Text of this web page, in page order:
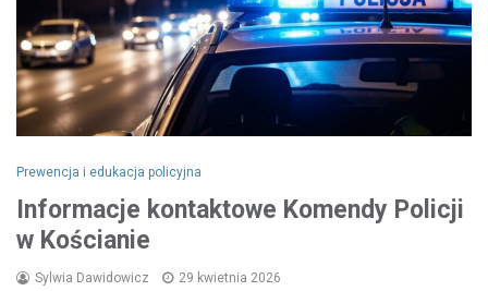
Prewencja i edukacja policyjna
Informacje kontaktowe Komendy Policji
w Kościanie
Sylwia Dawidowicz 29 kwietnia 2026